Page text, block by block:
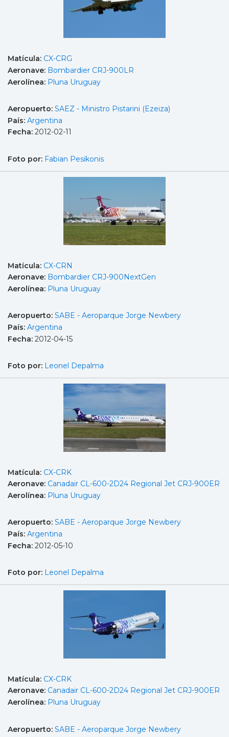
Matícula: CX-CRG
Aeronave: Bombardier CRJ-900LR
Aerolínea: Pluna Uruguay
Aeropuerto: SAEZ - Ministro Pistarini (Ezeiza)
País: Argentina
Fecha: 2012-02-11
Foto por: Fabian Pesikonis
Matícula: CX-CRN
Aeronave: Bombardier CRJ-900NextGen
Aerolínea: Pluna Uruguay
Aeropuerto: SABE - Aeroparque Jorge Newbery
País: Argentina
Fecha: 2012-04-15
Foto por: Leonel Depalma
Matícula: CX-CRK
Aeronave: Canadair CL-600-2D24 Regional Jet CRJ-900ER
Aerolínea: Pluna Uruguay
Aeropuerto: SABE - Aeroparque Jorge Newbery
País: Argentina
Fecha: 2012-05-10
Foto por: Leonel Depalma
Matícula: CX-CRK
Aeronave: Canadair CL-600-2D24 Regional Jet CRJ-900ER
Aerolínea: Pluna Uruguay
Aeropuerto: SABE - Aeroparque Jorge Newbery